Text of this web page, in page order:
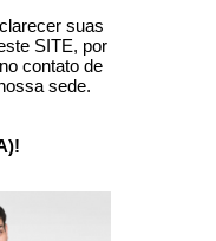
suas
SITE, por
contato de
sede.